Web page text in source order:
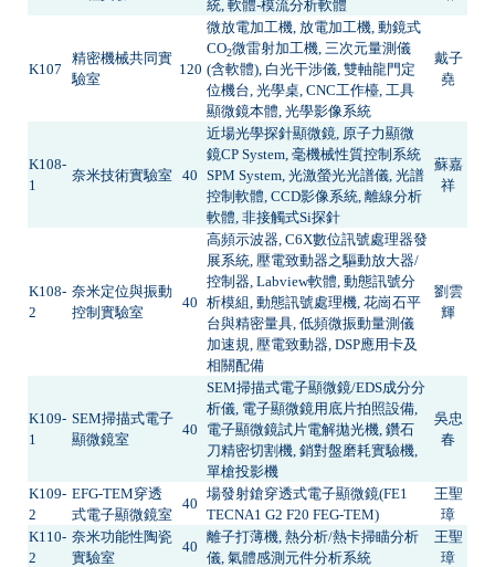
統, 軟體-模流分析軟體
K107
精密機械共同實
驗室
120
微放電加工機, 放電加工機, 動鏡式
CO2微雷射加工機, 三次元量測儀
(含軟體), 白光干涉儀, 雙軸龍門定
位機台, 光學桌, CNC工作檯, 工具
顯微鏡本體, 光學影像系統
戴子
堯
K108-
1
奈米技術實驗室 40
近場光學探針顯微鏡, 原子力顯微
鏡CP System, 毫機械性質控制系統
SPM System, 光激螢光光譜儀, 光譜
控制軟體, CCD影像系統, 離線分析
軟體, 非接觸式Si探針
蘇嘉
祥
K108-
2
奈米定位與振動
控制實驗室
40
高頻示波器, C6X數位訊號處理器發
展系統, 壓電致動器之驅動放大器/
控制器, Labview軟體, 動態訊號分
析模組, 動態訊號處理機, 花崗石平
台與精密量具, 低頻微振動量測儀
加速規, 壓電致動器, DSP應用卡及
相關配備
劉雲
輝
K109-
1
SEM掃描式電子
顯微鏡室
40
SEM掃描式電子顯微鏡/EDS成分分
析儀, 電子顯微鏡用底片拍照設備,
電子顯微鏡試片電解拋光機, 鑽石
刀精密切割機, 銷對盤磨耗實驗機,
單槍投影機
吳忠
春
K109-
2
EFG-TEM穿透
式電子顯微鏡室
40
場發射鎗穿透式電子顯微鏡(FE1
TECNA1 G2 F20 FEG-TEM)
王聖
璋
K110-
2
奈米功能性陶瓷
實驗室
40
離子打薄機, 熱分析/熱卡掃瞄分析
儀, 氣體感測元件分析系統
王聖
璋